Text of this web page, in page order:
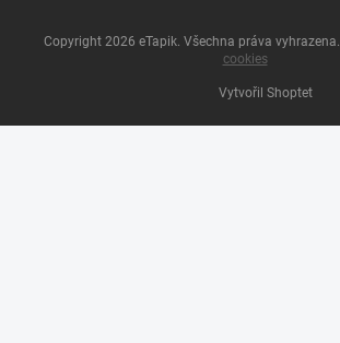
Vytvořil Shoptet
Copyright 2026 eTapik. Všechna práva vyhrazena.
cookies